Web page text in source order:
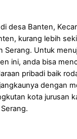
desa Banten,
kurang lebih
Serang. Untuk
ini, anda bisa
pribadi baik
dengan
kota jurusan